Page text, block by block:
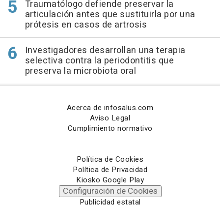
Traumatólogo defiende preservar la
articulación antes que sustituirla por una
prótesis en casos de artrosis
Investigadores desarrollan una terapia
selectiva contra la periodontitis que
preserva la microbiota oral
Acerca de infosalus.com
Aviso Legal
Cumplimiento normativo
Política de Cookies
Política de Privacidad
Kiosko Google Play
Configuración de Cookies
Publicidad estatal